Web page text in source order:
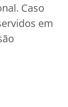
Caso
em